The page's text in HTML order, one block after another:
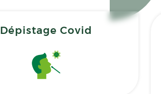
Dépistage Covid